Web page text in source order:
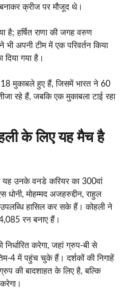
क्रीज पर मौजूद थे।
है; हर्षित राणा की जगह वरुण
भी अपनी टीम में एक परिवर्तन किया
गया है।
मुकाबले हुए हैं, जिसमें भारत ने 60
रहे हैं, जबकि एक मुकाबला टाई रहा
के लिए यह मैच है
यह उनके वनडे करियर का 300वां
मोहम्मद अजहरुद्दीन, राहुल
उपलब्धि हासिल कर सके हैं। कोहली ने
रन बनाए हैं।
करेगा, जहां ग्रुप-बी से
4 में पहुंच चुके हैं। दर्शकों की निगाहें
की बादशाहत के लिए है, बल्कि